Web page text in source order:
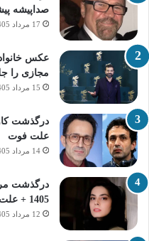
صداپیشه
17 مرداد 1405
عکس
مجازی را
15 مرداد 1405
درگذشت
علت فوت
14 مرداد 1405
1405 + علت فوت
12 مرداد 1405